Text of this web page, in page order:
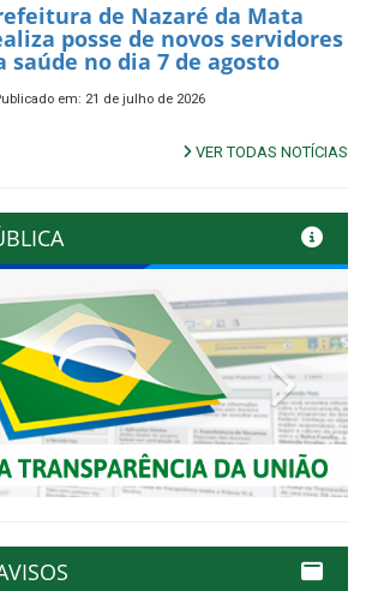
de Nazaré da Mata
posse de novos servidores
saúde no dia 7 de agosto
em: 21 de julho de 2026
VER TODAS NOTÍCIAS
Next